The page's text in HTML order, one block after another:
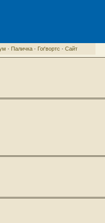
· Паличка· Гоґвортс · Сайт